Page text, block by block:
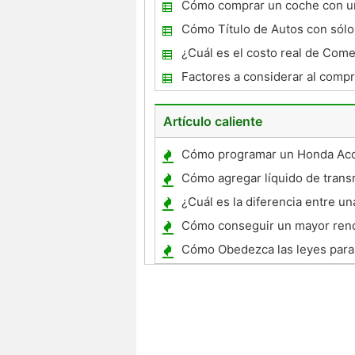
Cómo comprar un coche con
Score
Cómo Título de Autos con
de venta en Texas
¿Cuál es el costo real de
un coche nuevo?
Factores a considerar al
Artículo caliente
Cómo programar un Honda
Opener 1998
Cómo agregar líquido de
Taurus 1999
¿Cuál es la diferencia entre
cabina y una cabina extendida
Cómo conseguir un mayor
un Accord 1999
Cómo Obedezca las leyes